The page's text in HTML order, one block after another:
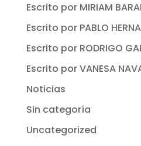
Escrito por MIRIAM
Escrito por PABLO
Escrito por RODRIGO
Escrito por VANESA
Noticias
Sin categoría
Uncategorized